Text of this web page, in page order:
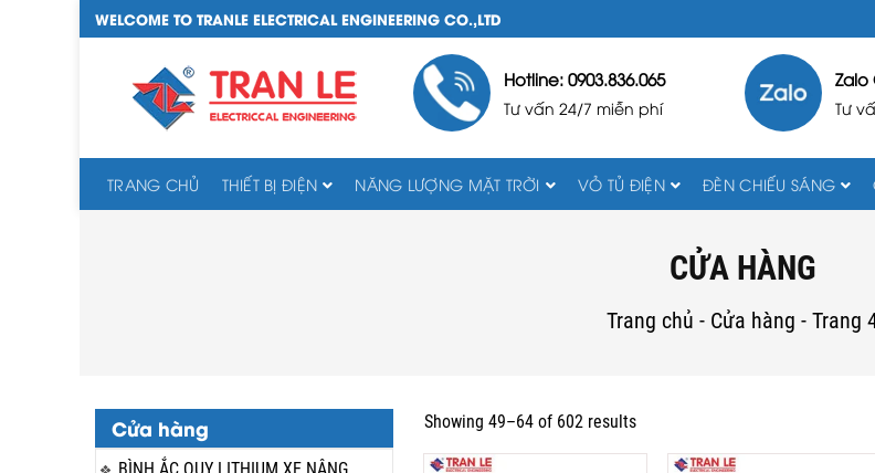
WELCOME TO TRANLE ELECTRICAL ENGINEERING CO.,LTD
Hotline: 0903.836.065
Tư vấn 24/7 miễn phí
Zalo
Tư
TRANG CHỦ THIẾT BỊ ĐIỆN NĂNG LƯỢNG MẶT TRỜI VỎ TỦ ĐIỆN ĐÈN CHIẾU SÁNG
CỬA HÀNG
Trang chủ - Cửa hàng - Trang
Cửa hàng Showing 49–64 of 602 results